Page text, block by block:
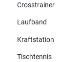
Crosstrainer
Laufband
Kraftstation
Tischtennis